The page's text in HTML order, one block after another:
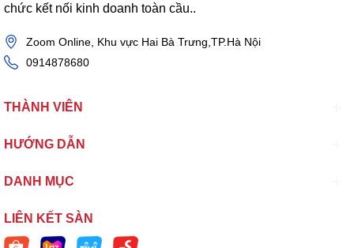
chức kết nối kinh doanh toàn cầu..
Zoom Online, Khu vực Hai Bà Trưng,TP.Hà Nội
0914878680
THÀNH VIÊN
HƯỚNG DẪN
DANH MỤC
LIÊN KẾT SÀN